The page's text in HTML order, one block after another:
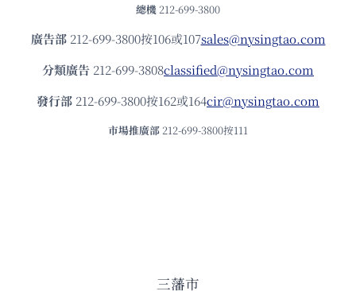
總機 212-699-3800
廣告部212-699-3800按106或107sales@nysingtao.com
分類廣告 212-699-3808classified@nysingtao.com
發⾏部 212-699-3800按162或164cir@nysingtao.com
市場推廣部 212-699-3800按111
三藩市